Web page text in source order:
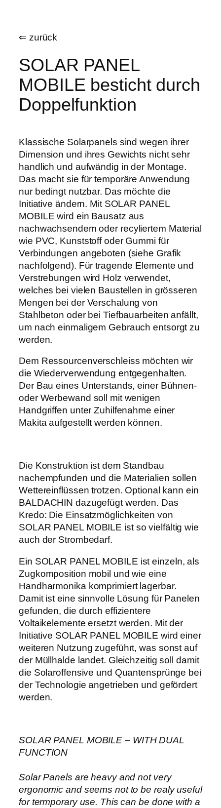
Inhalt⇐ zurück
SOLAR PANEL
MOBILE besticht durch
Doppelfunktion
Klassische Solarpanels sind wegen ihrer
Dimension und ihres Gewichts nicht sehr
handlich und aufwändig in der Montage.
Das macht sie für temporäre Anwendung
nur bedingt nutzbar. Das möchte die
Initiative ändern. Mit SOLAR PANEL
MOBILE wird ein Bausatz aus
nachwachsendem oder recyliertem Material
wie PVC, Kunststoff oder Gummi für
Verbindungen angeboten (siehe Grafik
nachfolgend). Für tragende Elemente und
Verstrebungen wird Holz verwendet,
welches bei vielen Baustellen in grösseren
Mengen bei der Verschalung von
Stahlbeton oder bei Tiefbauarbeiten anfällt,
um nach einmaligem Gebrauch entsorgt zu
werden.
Dem Ressourcenverschleiss möchten wir
die Wiederverwendung entgegenhalten.
Der Bau eines Unterstands, einer Bühnen-
oder Werbewand soll mit wenigen
Handgriffen unter Zuhilfenahme einer
Makita aufgestellt werden können.
Die Konstruktion ist dem Standbau
nachempfunden und die Materialien sollen
Wettereinflüssen trotzen. Optional kann ein
BALDACHIN dazugefügt werden. Das
Kredo: Die Einsatzmöglichkeiten von
SOLAR PANEL MOBILE ist so vielfältig wie
auch der Strombedarf.
Ein SOLAR PANEL MOBILE ist einzeln, als
Zugkomposition mobil und wie eine
Handharmonika komprimiert lagerbar.
Damit ist eine sinnvolle Lösung für Panelen
gefunden, die durch effizientere
Voltaikelemente ersetzt werden. Mit der
Initiative SOLAR PANEL MOBILE wird einer
weiteren Nutzung zugeführt, was sonst auf
der Müllhalde landet. Gleichzeitig soll damit
die Solaroffensive und Quantensprünge bei
der Technologie angetrieben und gefördert
werden.
SOLAR PANEL MOBILE – WITH DUAL
FUNCTION
Solar Panels are heavy and not very
ergonomic and seems not to be realy useful
for termporary use. This can be done with a